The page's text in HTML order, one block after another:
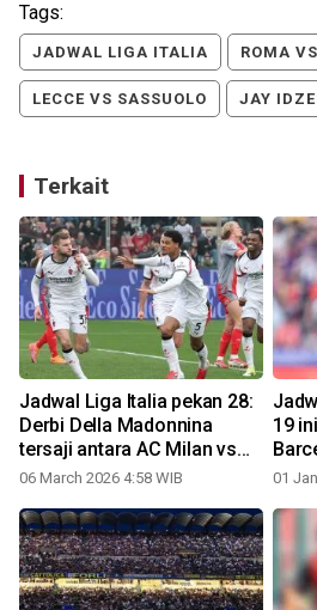
Tags:
JADWAL LIGA ITALIA ROMA
LECCE VS SASSUOLO JAY
Terkait
Jadwal Liga Italia pekan 28:
Derbi Della Madonnina
tersaji antara AC Milan vs
Inter Milan
06 March 2026 4:58 WIB
19
01